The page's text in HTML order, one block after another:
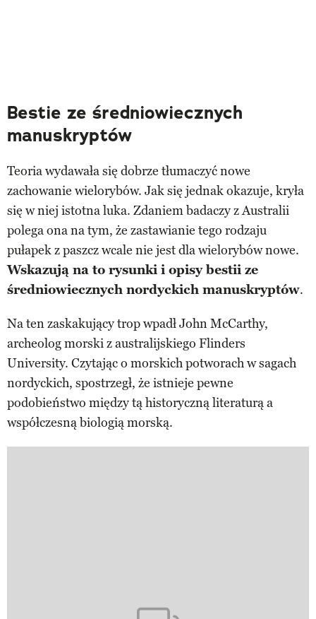
Bestie ze średniowiecznych
manuskryptów
Teoria wydawała się dobrze tłumaczyć nowe
zachowanie wielorybów. Jak się jednak okazuje, kryła
się w niej istotna luka. Zdaniem badaczy z Australii
polega ona na tym, że zastawianie tego rodzaju
pułapek z paszcz wcale nie jest dla wielorybów nowe.
Wskazują na to rysunki i opisy bestii ze
średniowiecznych nordyckich manuskryptów.
Na ten zaskakujący trop wpadł John McCarthy,
archeolog morski z australijskiego Flinders
University. Czytając o morskich potworach w sagach
nordyckich, spostrzegł, że istnieje pewne
podobieństwo między tą historyczną literaturą a
współczesną biologią morską.